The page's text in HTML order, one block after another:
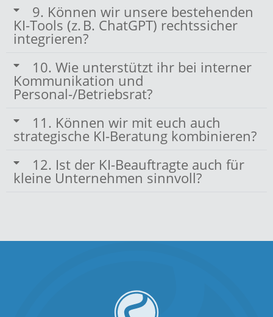
9. Können wir unsere bestehenden
KI-Tools (z. B. ChatGPT) rechtssicher
integrieren?
10. Wie unterstützt ihr bei interner
Kommunikation und
Personal-/Betriebsrat?
11. Können wir mit euch auch
strategische KI-Beratung kombinieren?
12. Ist der KI-Beauftragte auch für
kleine Unternehmen sinnvoll?